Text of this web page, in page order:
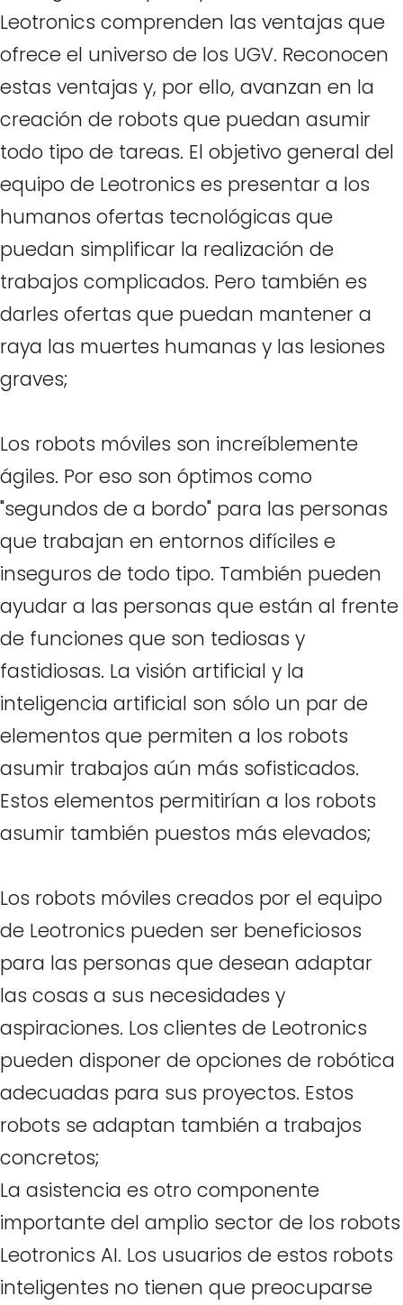
Leotronics comprenden las ventajas que
ofrece el universo de los UGV. Reconocen
estas ventajas y, por ello, avanzan en la
creación de robots que puedan asumir
todo tipo de tareas. El objetivo general del
equipo de Leotronics es presentar a los
humanos ofertas tecnológicas que
puedan simplificar la realización de
trabajos complicados. Pero también es
darles ofertas que puedan mantener a
raya las muertes humanas y las lesiones
graves;
Los robots móviles son increíblemente
ágiles. Por eso son óptimos como
"segundos de a bordo" para las personas
que trabajan en entornos difíciles e
inseguros de todo tipo. También pueden
ayudar a las personas que están al frente
de funciones que son tediosas y
fastidiosas. La visión artificial y la
inteligencia artificial son sólo un par de
elementos que permiten a los robots
asumir trabajos aún más sofisticados.
Estos elementos permitirían a los robots
asumir también puestos más elevados;
Los robots móviles creados por el equipo
de Leotronics pueden ser beneficiosos
para las personas que desean adaptar
las cosas a sus necesidades y
aspiraciones. Los clientes de Leotronics
pueden disponer de opciones de robótica
adecuadas para sus proyectos. Estos
robots se adaptan también a trabajos
concretos;
La asistencia es otro componente
importante del amplio sector de los robots
Leotronics AI. Los usuarios de estos robots
inteligentes no tienen que preocuparse